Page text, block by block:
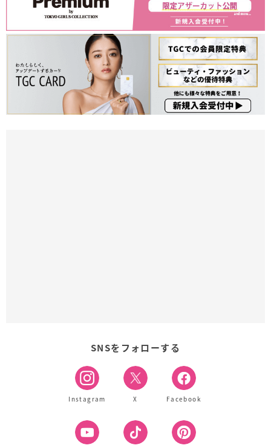
SNSをフォローする
Instagram X Facebook